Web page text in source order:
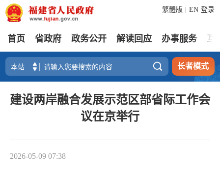
登录
繁體版 EN
首页 省政府 政务公开 解读回应 办事服务 互
 长者模式
建设两岸融合发展示范区部省际工作会
议在京举行
2026-05-09 07:38